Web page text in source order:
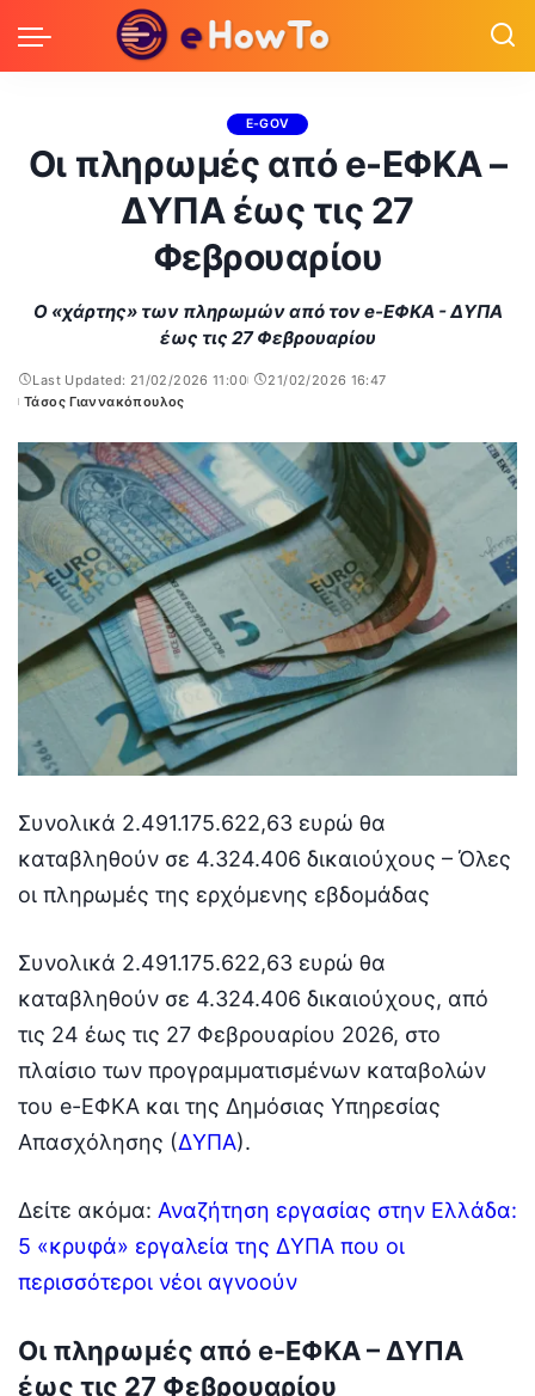
E-GOV
Οι πληρωμές από e-ΕΦΚΑ –
ΔΥΠΑ έως τις 27
Φεβρουαρίου
Ο «χάρτης» των πληρωμών από τον e-ΕΦΚΑ - ΔΥΠΑ
έως τις 27 Φεβρουαρίου
Last Updated: 21/02/2026 11:00
21/02/2026 16:47
Posted
Τάσος Γιαννακόπουλος
Συνολικά 2.491.175.622,63 ευρώ θα
καταβληθούν σε 4.324.406 δικαιούχους – Όλες
οι πληρωμές της ερχόμενης εβδομάδας
Συνολικά 2.491.175.622,63 ευρώ θα
καταβληθούν σε 4.324.406 δικαιούχους, από
τις 24 έως τις 27 Φεβρουαρίου 2026, στο
πλαίσιο των προγραμματισμένων καταβολών
του e-ΕΦΚΑ και της Δημόσιας Υπηρεσίας
Απασχόλησης (ΔΥΠΑ).
Δείτε ακόμα: Αναζήτηση εργασίας στην Ελλάδα:
5 «κρυφά» εργαλεία της ΔΥΠΑ που οι
περισσότεροι νέοι αγνοούν
Οι πληρωμές από e-ΕΦΚΑ – ΔΥΠΑ
έως τις 27 Φεβρουαρίου